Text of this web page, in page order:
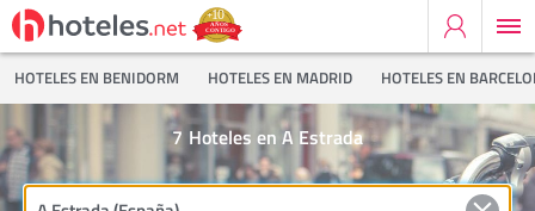
HOTELES EN BENIDORM HOTELES EN MADRID HOTELES EN
Hoteles en A Estrada
7